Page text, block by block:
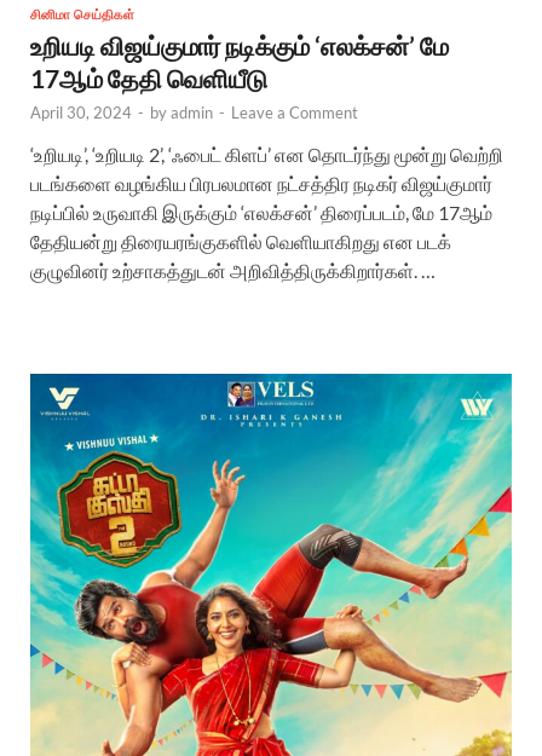
சினிமா செய்திகள்
உறியடி விஜய்குமார் நடிக்கும் ‘எலக்சன்’ மே
17ஆம் தேதி வெளியீடு
April 30, 2024 - byadmin - Leave a Comment
‘உறியடி’, ‘உறியடி 2’, ‘ஃபைட் கிளப்’ என தொடர்ந்து மூன்று வெற்றி
படங்களை வழங்கிய பிரபலமான நட்சத்திர நடிகர் விஜய்குமார்
நடிப்பில் உருவாகி இருக்கும் ‘எலக்சன்’ திரைப்படம், மே 17ஆம்
தேதியன்று திரையரங்குகளில் வெளியாகிறது என படக்
குழுவினர் உற்சாகத்துடன் அறிவித்திருக்கிறார்கள்.‌ …